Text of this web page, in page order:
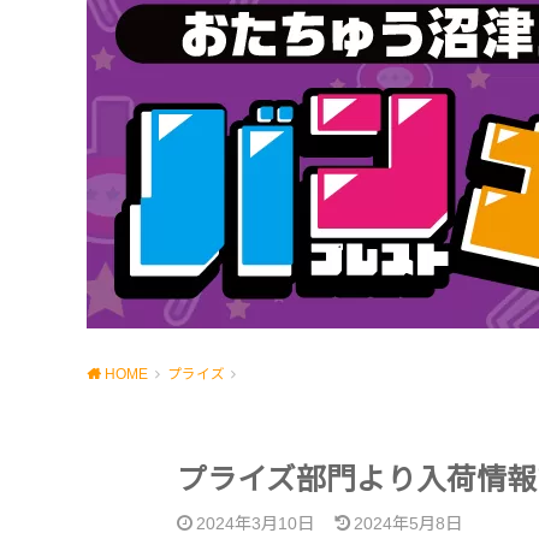
HOME プライズ
プライズ部門より入荷情
2024年3月10日 2024年5月8日